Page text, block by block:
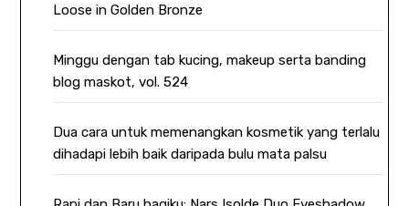
Loose in Golden Bronze
Minggu dengan tab kucing, makeup serta banding
blog maskot, vol. 524
Dua cara untuk memenangkan kosmetik yang terlalu
dihadapi lebih baik daripada bulu mata palsu